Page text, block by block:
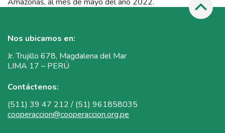
Nos ubicamos en:
Jr. Trujillo 678, Magdalena del Mar
LIMA 17 – PERÚ
Contáctenos:
(511) 39 47 212 / (51) 961858035
cooperaccion@cooperaccion.org.pe